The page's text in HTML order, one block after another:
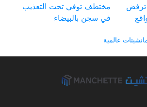
ترفض
مختطف توفي تحت التعذيب
في سجن بالبيضاء
عالمية